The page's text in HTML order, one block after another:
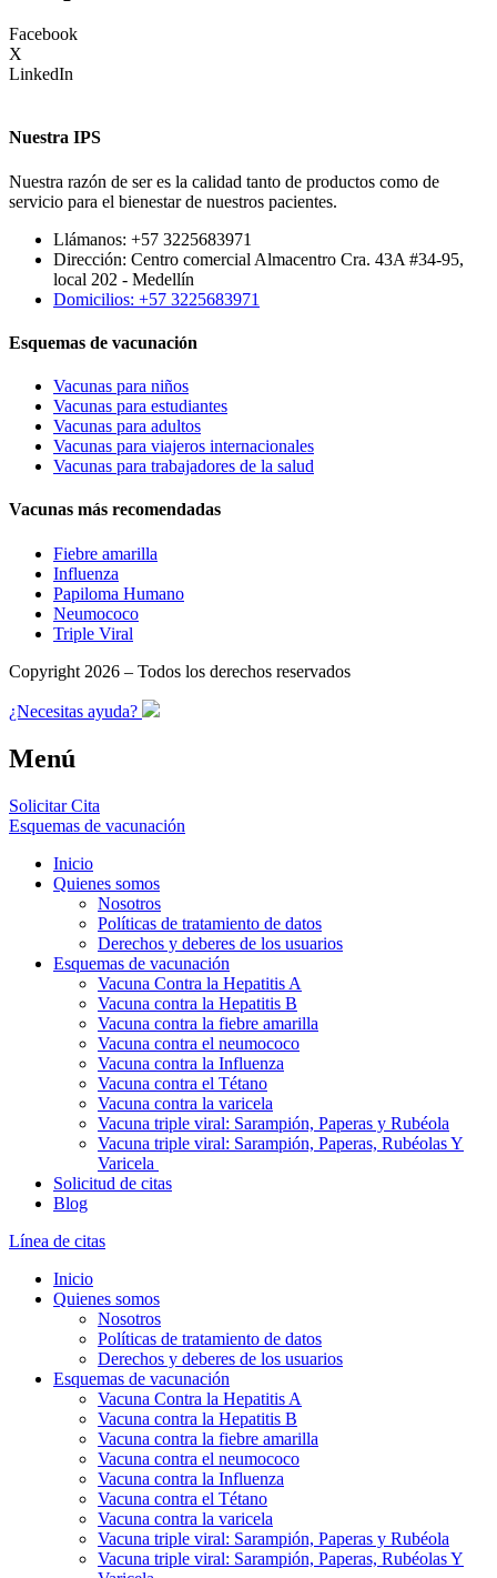
Facebook
X
LinkedIn
Nuestra IPS
Nuestra razón de ser es la calidad tanto de productos como de
servicio para el bienestar de nuestros pacientes.
Llámanos: +57 3225683971
Dirección: Centro comercial Almacentro Cra. 43A #34-95,
local 202 - Medellín
Domicilios: +57 3225683971
Esquemas de vacunación
Vacunas para niños
Vacunas para estudiantes
Vacunas para adultos
Vacunas para viajeros internacionales
Vacunas para trabajadores de la salud
Vacunas más recomendadas
Fiebre amarilla
Influenza
Papiloma Humano
Neumococo
Triple Viral
Copyright 2026 – Todos los derechos reservados
¿Necesitas ayuda?
Menú
Solicitar Cita
Esquemas de vacunación
Inicio
Quienes somos
Nosotros
Políticas de tratamiento de datos
Derechos y deberes de los usuarios
Esquemas de vacunación
Vacuna Contra la Hepatitis A
Vacuna contra la Hepatitis B
Vacuna contra la fiebre amarilla
Vacuna contra el neumococo
Vacuna contra la Influenza
Vacuna contra el Tétano
Vacuna contra la varicela
Vacuna triple viral: Sarampión, Paperas y Rubéola
Vacuna triple viral: Sarampión, Paperas, Rubéolas Y
Varicela
Solicitud de citas
Blog
Línea de citas
Inicio
Quienes somos
Nosotros
Políticas de tratamiento de datos
Derechos y deberes de los usuarios
Esquemas de vacunación
Vacuna Contra la Hepatitis A
Vacuna contra la Hepatitis B
Vacuna contra la fiebre amarilla
Vacuna contra el neumococo
Vacuna contra la Influenza
Vacuna contra el Tétano
Vacuna contra la varicela
Vacuna triple viral: Sarampión, Paperas y Rubéola
Vacuna triple viral: Sarampión, Paperas, Rubéolas Y